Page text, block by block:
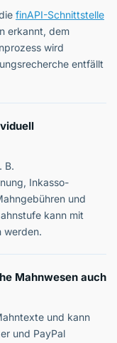
finAPI-Schnittstelle
erkannt, dem
wird
entfällt
B.
Inkasso-
und
kann mit
werden.
Mahnwesen auch
und kann
und PayPal